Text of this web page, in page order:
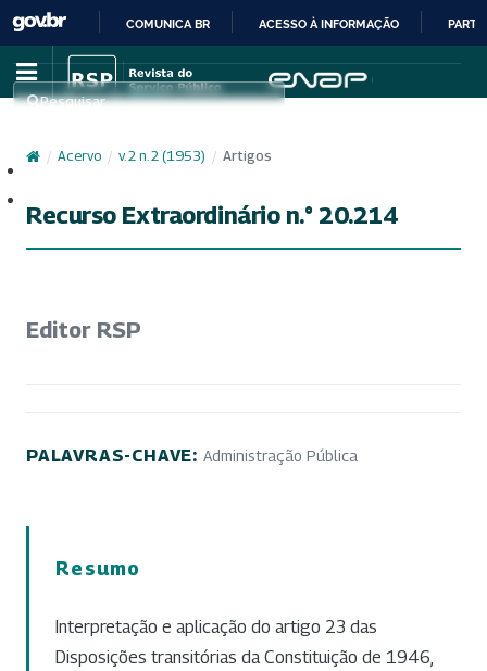
IR
PARA
CONTEÚDO
COMUNICA BR ACESSO À INFORMAÇÃO
Pesquisar
/ Acervo / v. 2 n. 2 (1953) / Artigos
Recurso Extraordinário n.° 20.214
Editor RSP
PALAVRAS-CHAVE: Administração Pública
Resumo
Interpretação e aplicação do artigo 23 das
Disposições transitórias da Constituição de 1946,